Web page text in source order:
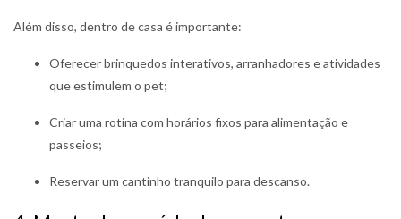
Além disso, dentro de casa é importante:
Oferecer brinquedos interativos, arranhadores e atividades
que estimulem o pet;
Criar uma rotina com horários fixos para alimentação e
passeios;
Reservar um cantinho tranquilo para descanso.